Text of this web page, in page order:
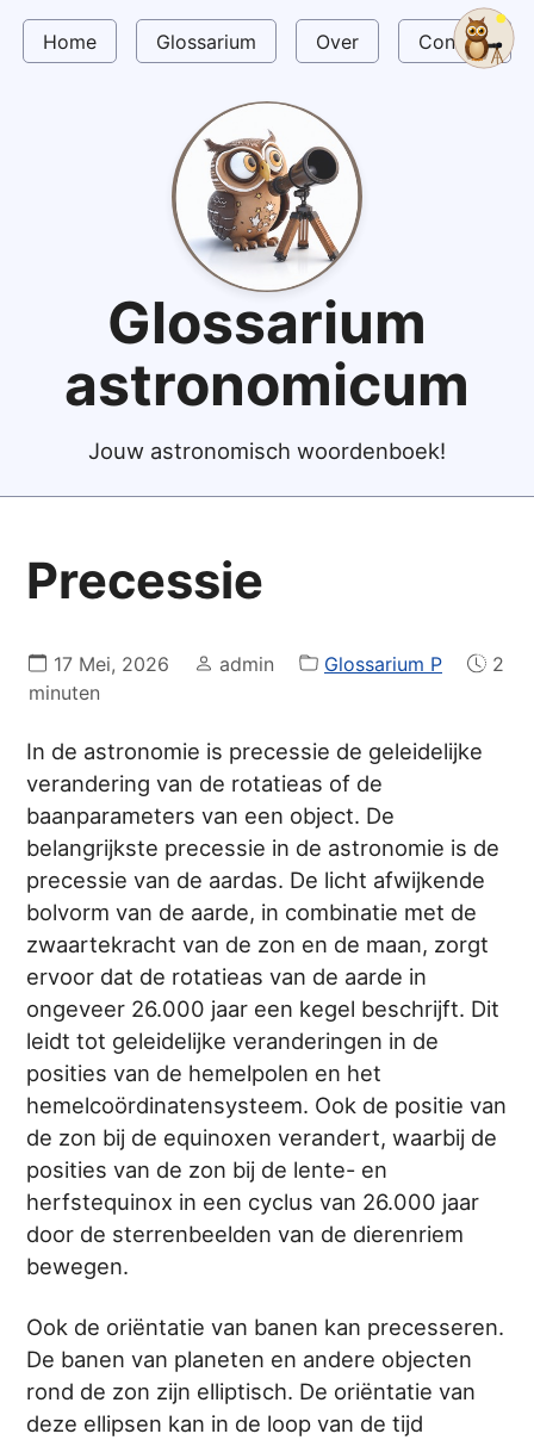
Home Glossarium Over Contact
Glossarium
astronomicum
Jouw astronomisch woordenboek!
Precessie
17 Mei, 2026 admin Glossarium P
2
minuten
In de astronomie is precessie de geleidelijke
verandering van de rotatieas of de
baanparameters van een object. De
belangrijkste precessie in de astronomie is de
precessie van de aardas. De licht afwijkende
bolvorm van de aarde, in combinatie met de
zwaartekracht van de zon en de maan, zorgt
ervoor dat de rotatieas van de aarde in
ongeveer 26.000 jaar een kegel beschrijft. Dit
leidt tot geleidelijke veranderingen in de
posities van de hemelpolen en het
hemelcoördinatensysteem. Ook de positie van
de zon bij de equinoxen verandert, waarbij de
posities van de zon bij de lente- en
herfstequinox in een cyclus van 26.000 jaar
door de sterrenbeelden van de dierenriem
bewegen.
Ook de oriëntatie van banen kan precesseren.
De banen van planeten en andere objecten
rond de zon zijn elliptisch. De oriëntatie van
deze ellipsen kan in de loop van de tijd